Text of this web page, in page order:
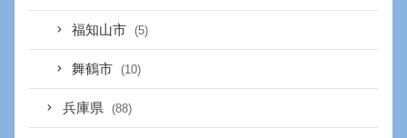
福知山市 (5)
舞鶴市 (10)
兵庫県 (88)